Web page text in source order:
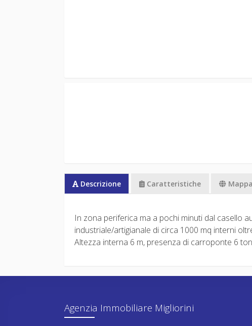
Descrizione Caratteristiche Mappa
In zona periferica ma a pochi minuti dal casello
industriale/artigianale di circa 1000 mq interni
Altezza interna 6 m, presenza di carroponte 6
Agenzia Immobiliare Migliorini